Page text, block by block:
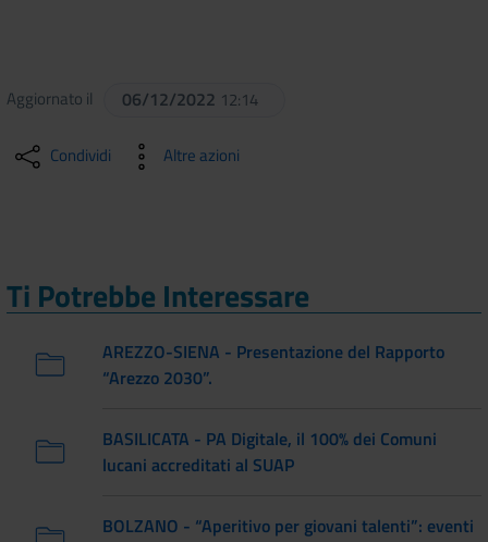
Aggiornato il 06/12/2022 12:14
Condividi Altre azioni
Ti Potrebbe Interessare
AREZZO-SIENA - Presentazione del Rapporto
“Arezzo 2030”.
BASILICATA - PA Digitale, il 100% dei Comuni
lucani accreditati al SUAP
BOLZANO - “Aperitivo per giovani talenti”: eventi